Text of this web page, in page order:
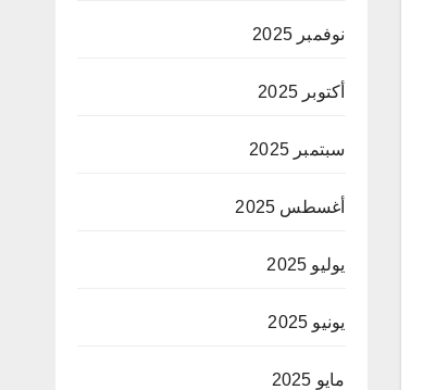
نوفمبر 2025
أكتوبر 2025
سبتمبر 2025
أغسطس 2025
يوليو 2025
يونيو 2025
مايو 2025